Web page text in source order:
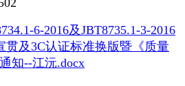
6-2016及JBT8735.1-3-2016
贯及3C认证标准换版暨《质量
知--江沅.docx